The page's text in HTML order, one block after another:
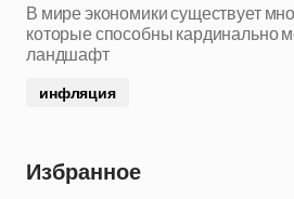
В мире экономики существует
которые способны кардинально
ландшафт
инфляция
Избранное